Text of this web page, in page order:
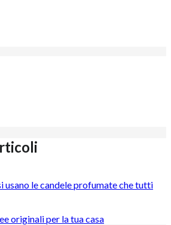
usano le candele profumate che tutti
originali per la tua casa